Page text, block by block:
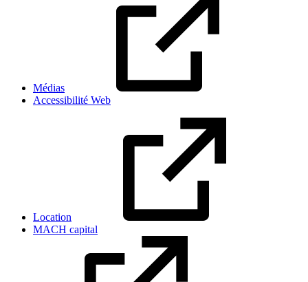
Médias
Accessibilité Web
Location
MACH capital